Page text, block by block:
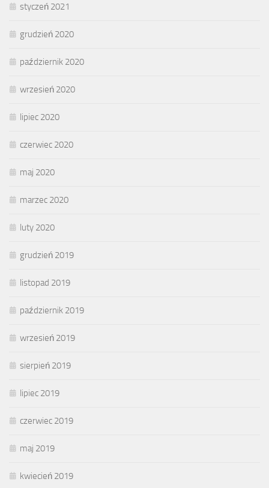
styczeń 2021
grudzień 2020
październik 2020
wrzesień 2020
lipiec 2020
czerwiec 2020
maj 2020
marzec 2020
luty 2020
grudzień 2019
listopad 2019
październik 2019
wrzesień 2019
sierpień 2019
lipiec 2019
czerwiec 2019
maj 2019
kwiecień 2019